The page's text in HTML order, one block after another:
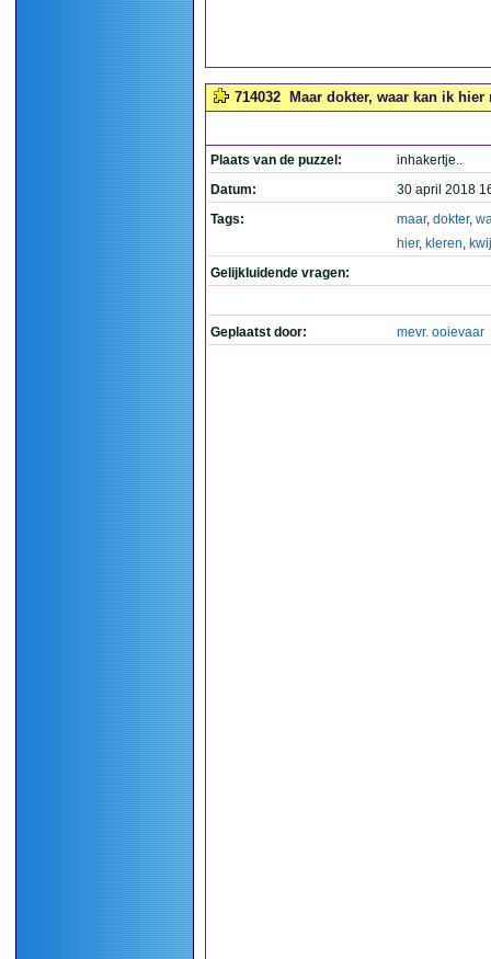
714032 Maar dokter, waar kan ik
Plaats van de puzzel:
inhakertje..
Datum:
30 april 2018
Tags:
maar, dokter,
hier, kleren,
Gelijkluidende vragen:
Geplaatst door: mevr. ooievaar